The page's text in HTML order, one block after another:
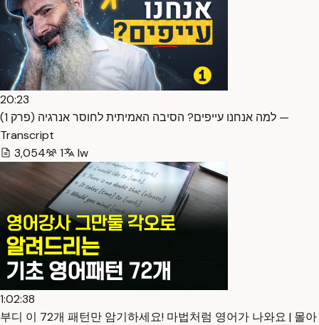
20:23
למה אנחנו עייפים? הסיבה האמיתית לחוסר אנרגיה (פרק 1) —
Transcript
3,054
1 Iw
1:02:38
부디 이 72개 패턴만 암기하세요! 마법처럼 영어가 나와요 | 몰아